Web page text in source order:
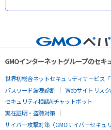
GMOインターネットグループのセキ
世界初総合ネットセキュリティサービス「
パスワード漏洩診断
Webサイトリス
セキュリティ相談AIチャットボット
実在証明・盗聴対策
サイバー攻撃対策（GMOサイバーセキュ